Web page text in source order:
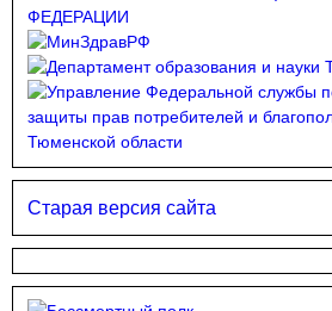
Старая версия сайта